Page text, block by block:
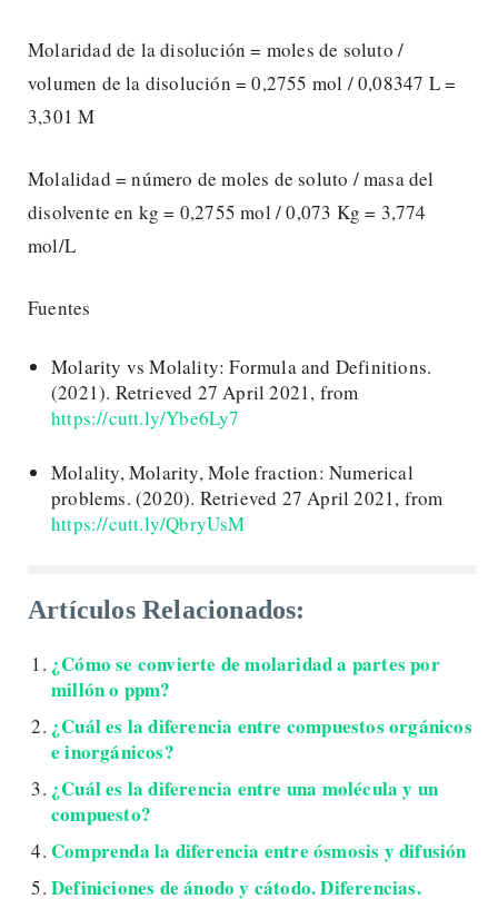
Molaridad de la disolución = moles de soluto /
volumen de la disolución = 0,2755 mol / 0,08347 L =
3,301 M
Molalidad = número de moles de soluto / masa del
disolvente en kg = 0,2755 mol / 0,073 Kg = 3,774
mol/L
Fuentes
Molarity vs Molality: Formula and Definitions.
(2021). Retrieved 27 April 2021, from
https://cutt.ly/Ybe6Ly7
Molality, Molarity, Mole fraction: Numerical
problems. (2020). Retrieved 27 April 2021, from
https://cutt.ly/QbryUsM
Artículos Relacionados:
¿Cómo se convierte de molaridad a partes por
millón o ppm?
¿Cuál es la diferencia entre compuestos orgánicos
e inorgánicos?
¿Cuál es la diferencia entre una molécula y un
compuesto?
Comprenda la diferencia entre ósmosis y difusión
Definiciones de ánodo y cátodo. Diferencias.